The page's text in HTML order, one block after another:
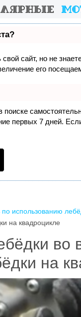
сайт, но не
его
первых 7 дней.
по использованию
на квадроцикле
на